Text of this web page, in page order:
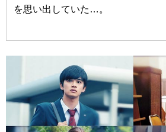
を思い出していた…。